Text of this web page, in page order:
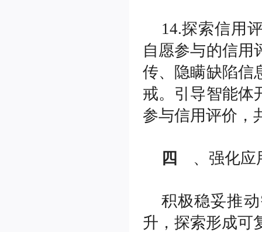
14.探索信用
自愿参与的信用
传、隐瞒缺陷信
戒。引导智能体
参与信用评价，
四 、强化应
积极稳妥推
升，探索形成可